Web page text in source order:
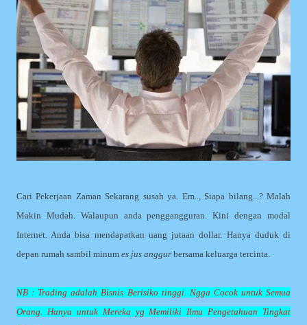
Cari Pekerjaan Zaman Sekarang susah ya. Em.., Siapa bilang...? Malah
Makin Mudah. Walaupun anda penggangguran. Kini dengan modal
Internet. Anda bisa mendapatkan uang jutaan dollar. Hanya duduk di
depan rumah sambil minum es jus anggur bersama keluarga tercinta.
NB : Trading adalah Bisnis Berisiko tinggi. Ngga Cocok untuk Semua
Orang. Hanya untuk Mereka yg Memiliki Ilmu Pengetahuan Tingkat